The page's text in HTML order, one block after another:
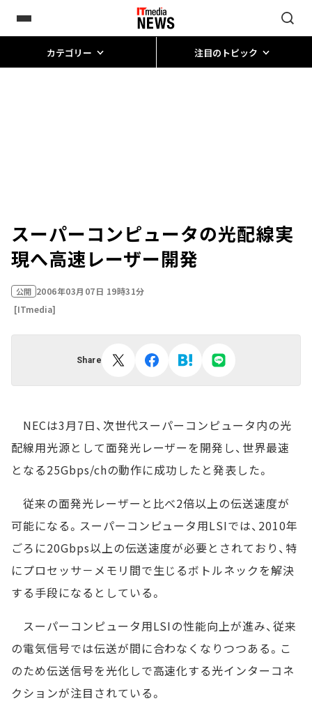
カテゴリー 注目のトピック
スーパーコンピュータの光配線実
現へ高速レーザー開発
公開 2006年03月07日 19時31分
[ITmedia]
Share
NECは3月7日、次世代スーパーコンピュータ内の光
配線用光源として面発光レーザーを開発し、世界最速
となる25Gbps/chの動作に成功したと発表した。
従来の面発光レーザーと比べ2倍以上の伝送速度が
可能になる。スーパーコンピュータ用LSIでは、2010年
ごろに20Gbps以上の伝送速度が必要とされており、特
にプロセッサ－メモリ間で生じるボトルネックを解決
する手段になるとしている。
スーパーコンピュータ用LSIの性能向上が進み、従来
の電気信号では伝送が間に合わなくなりつつある。こ
のため伝送信号を光化しで高速化する光インターコネ
クションが注目されている。